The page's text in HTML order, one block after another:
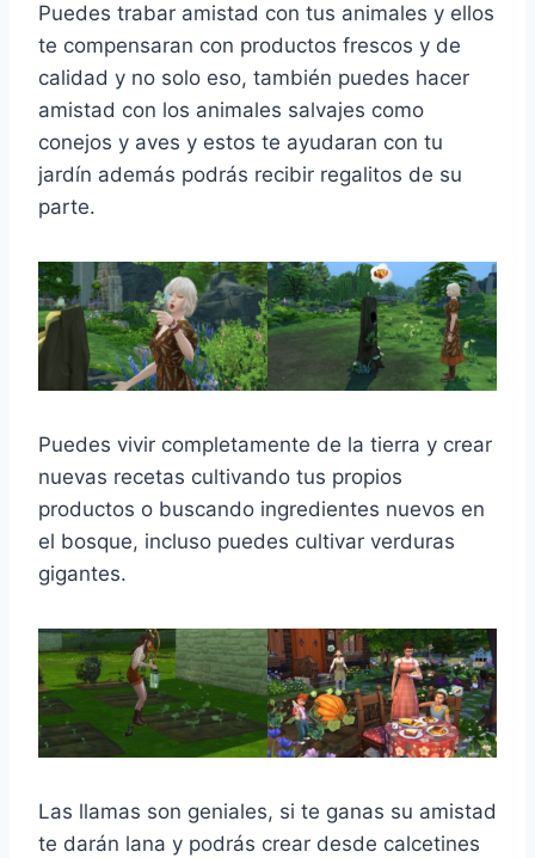
Puedes trabar amistad con tus animales y ellos
te compensaran con productos frescos y de
calidad y no solo eso, también puedes hacer
amistad con los animales salvajes como
conejos y aves y estos te ayudaran con tu
jardín además podrás recibir regalitos de su
parte.
Puedes vivir completamente de la tierra y crear
nuevas recetas cultivando tus propios
productos o buscando ingredientes nuevos en
el bosque, incluso puedes cultivar verduras
gigantes.
Las llamas son geniales, si te ganas su amistad
te darán lana y podrás crear desde calcetines